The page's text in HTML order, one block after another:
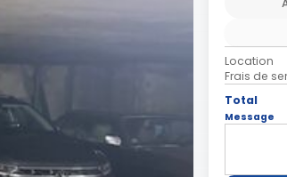
Location
Frais de
Total
Message